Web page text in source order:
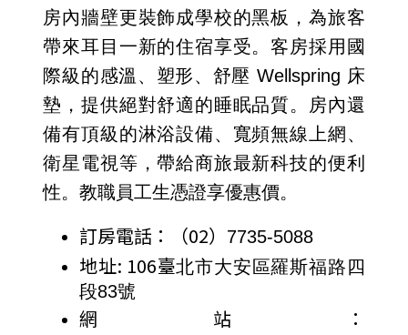
房內牆壁更裝飾成學校的黑板，為旅客
帶來耳目一新的住宿享受。客房採用國
際級的感溫、塑形、舒壓 Wellspring 床
墊，提供絕對舒適的睡眠品質。房內還
備有頂級的淋浴設備、寬頻無線上網、
衛星電視等，帶給商旅最新科技的便利
性。教職員工生憑證享優惠價。
訂房電話：（02） 7735-5088
地址: 106臺北市大安區羅斯福路四
段83號
網站：